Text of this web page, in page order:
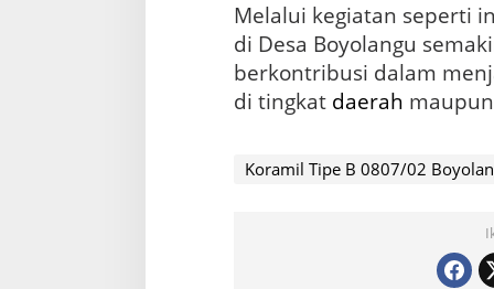
Melalui kegiatan seperti
di Desa Boyolangu
berkontribusi dalam
di tingkat daerah
Koramil Tipe B 0807/02